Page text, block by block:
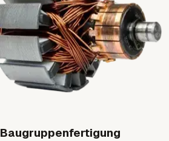
Baugruppenfertigung